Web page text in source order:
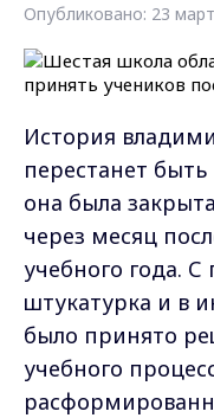
Опубликовано: 23
История
перестанет
она была
через месяц
учебного года.
штукатурка и в
было принято
учебного